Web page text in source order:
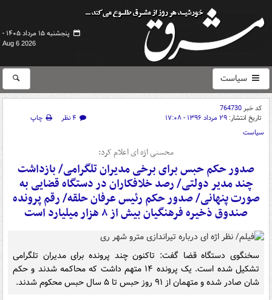
پنجشنبه ۱۵ مرداد ۱۴۰۵ -
Aug 6 2026
سیاست
کد خبر764730
تاریخ انتشار: ۲۹ مرداد ۱۳۹۶ - ۱۷:۰۸ ۴ نظر
چاپ
سیاست
محسنی اژه ای اعلام کرد:
صدور حکم حبس برای برخی مدیران تلگرامی/ بازداشت
چند مدیر دولتی/ رصد خلافکاران در دستگاه قضایی به
صورت پنهانی/ صدور حکم رئیس عرفان حلقه/ رقم پرونده
صندوق ذخیره فرهنگیان بیش از ۸ هزار میلیارد است
سخنگوی دستگاه قضا گفت: تاکنون چند پرونده برای مدیران تلگرامی
تشکیل شده است. یک پرونده ۱۴ متهم داشت که محاکمه شدند و حکم
شان صادر شده و متهمان از ۹۱ روز حبس تا ۵ سال حبس محکوم شدند.